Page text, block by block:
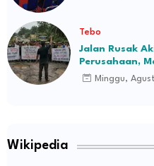
Tebo
Jalan Rusak
Perusahaan,
Ilir Bakal
Minggu,
Wikipedia